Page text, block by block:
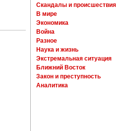
Скандалы и происшествия
В мире
Экономика
Война
Разное
Наука и жизнь
Экстремальная ситуация
Ближний Восток
Закон и преступность
Аналитика